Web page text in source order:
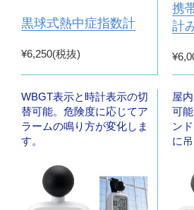
黒球式熱中症指数計
¥6,250(税抜)
携
計
WBGT表示と時計表示の切
替可能。危険度に応じてア
ラームの鳴り方が変化しま
す。
屋
可
ン
に